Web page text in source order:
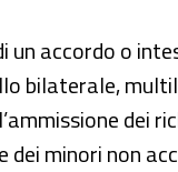
un accordo o
bilaterale,
dei
dei minori non